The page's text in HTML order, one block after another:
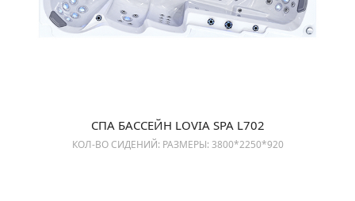
СПА БАССЕЙН LOVIA SPA L702
КОЛ-ВО СИДЕНИЙ: РАЗМЕРЫ: 3800*2250*920